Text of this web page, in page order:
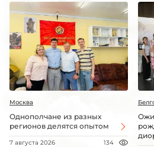
Москва
Однополчане из разных
регионов делятся опытом
7 августа 2026 134